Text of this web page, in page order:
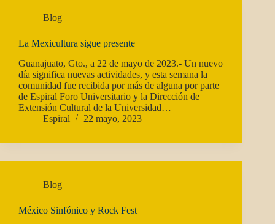
Blog
La Mexicultura sigue presente
Guanajuato, Gto., a 22 de mayo de 2023.- Un nuevo
día significa nuevas actividades, y esta semana la
comunidad fue recibida por más de alguna por parte
de Espiral Foro Universitario y la Dirección de
Extensión Cultural de la Universidad…
Espiral
22 mayo, 2023
Blog
México Sinfónico y Rock Fest